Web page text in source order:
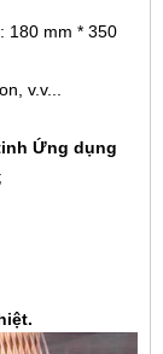
180 mm * 350
v.v...
Ứng dụng